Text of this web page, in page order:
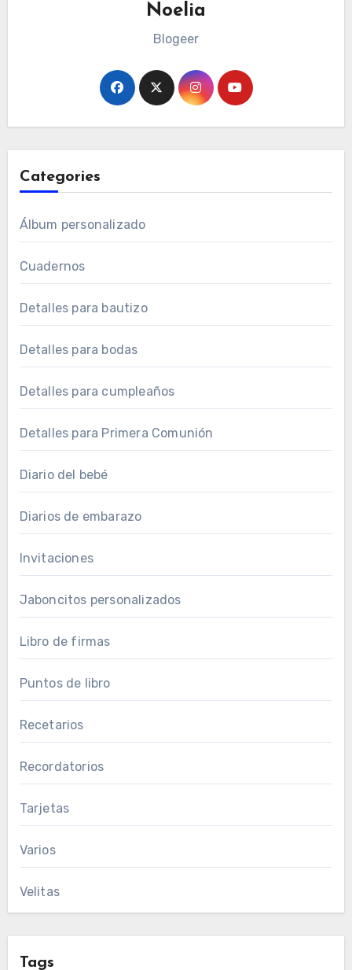
Noelia
Blogeer
Categories
Álbum personalizado
Cuadernos
Detalles para bautizo
Detalles para bodas
Detalles para cumpleaños
Detalles para Primera Comunión
Diario del bebé
Diarios de embarazo
Invitaciones
Jaboncitos personalizados
Libro de firmas
Puntos de libro
Recetarios
Recordatorios
Tarjetas
Varios
Velitas
Tags